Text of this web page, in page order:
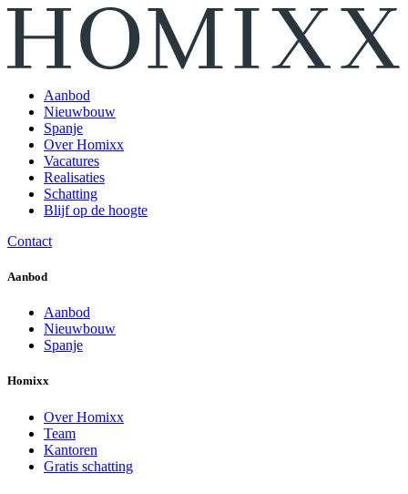
Aanbod
Nieuwbouw
Spanje
Over Homixx
Vacatures
Realisaties
Schatting
Blijf op de hoogte
Contact
Aanbod
Aanbod
Nieuwbouw
Spanje
Homixx
Over Homixx
Team
Kantoren
Gratis schatting